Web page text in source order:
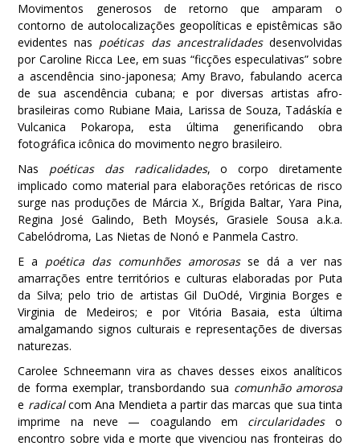
Movimentos generosos de retorno que amparam o
contorno de autolocalizações geopolíticas e epistêmicas são
evidentes nas poéticas das ancestralidadesdesenvolvidas
por Caroline Ricca Lee, em suas “ficções especulativas” sobre
a ascendência sino-japonesa; Amy Bravo, fabulando acerca
de sua ascendência cubana; e por diversas artistas afro-
brasileiras como Rubiane Maia, Larissa de Souza, Tadáskía e
Vulcanica Pokaropa, esta última generificando obra
fotográfica icônica do movimento negro brasileiro.
Nas poéticas das radicalidades, o corpo diretamente
implicado como material para elaborações retóricas de risco
surge nas produções de Márcia X., Brígida Baltar, Yara Pina,
Regina José Galindo, Beth Moysés, Grasiele Sousa a.k.a.
Cabelódroma, Las Nietas de Nonó e Panmela Castro.
E a poética das comunhões amorosasse dá a ver nas
amarrações entre territórios e culturas elaboradas por Puta
da Silva; pelo trio de artistas Gil DuOdé, Virginia Borges e
Virginia de Medeiros; e por Vitória Basaia, esta última
amalgamando signos culturais e representações de diversas
naturezas.
Carolee Schneemann vira as chaves desses eixos analíticos
de forma exemplar, transbordando sua comunhão amorosa
e radicalcom Ana Mendieta a partir das marcas que sua tinta
imprime na neve — coagulando em circularidadeso
encontro sobre vida e morte que vivenciou nas fronteiras do